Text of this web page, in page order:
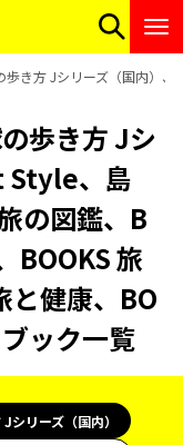
き方 Jシリーズ（国内）
歩き方 Jシ
Style、島
の図鑑、B
BOOKS 旅
と健康、BO
ック一覧
シリーズ（国内）